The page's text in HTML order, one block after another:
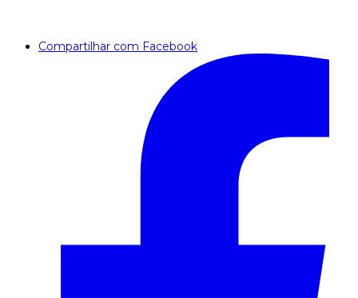
Compartilhar com Facebook